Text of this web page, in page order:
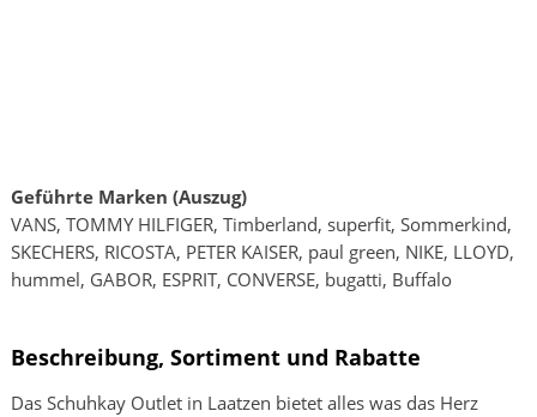
Geführte Marken (Auszug)
VANS, TOMMY HILFIGER, Timberland, superfit, Sommerkind,
SKECHERS, RICOSTA, PETER KAISER, paul green, NIKE, LLOYD,
hummel, GABOR, ESPRIT, CONVERSE, bugatti, Buffalo
Beschreibung, Sortiment und Rabatte
Das Schuhkay Outlet in Laatzen bietet alles was das Herz